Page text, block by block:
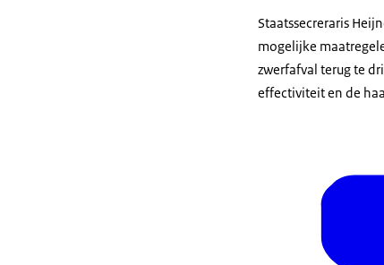
Staatssecreraris
mogelijke
zwerfafval terug te
effectiviteit en de